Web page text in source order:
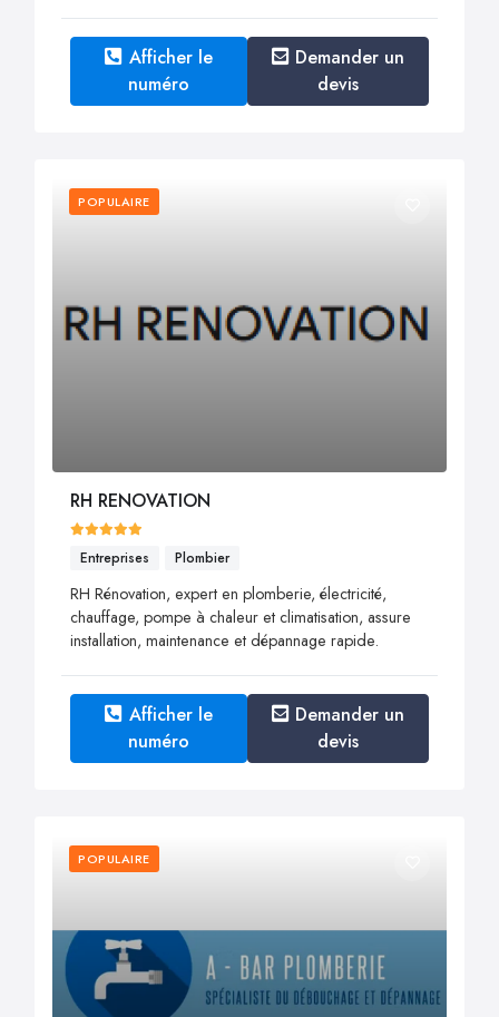
Afficher le
numéro
Demander un
devis
POPULAIRE
RH RENOVATION
Entreprises Plombier
RH Rénovation, expert en plomberie, électricité,
chauffage, pompe à chaleur et climatisation, assure
installation, maintenance et dépannage rapide.
Afficher le
numéro
Demander un
devis
POPULAIRE